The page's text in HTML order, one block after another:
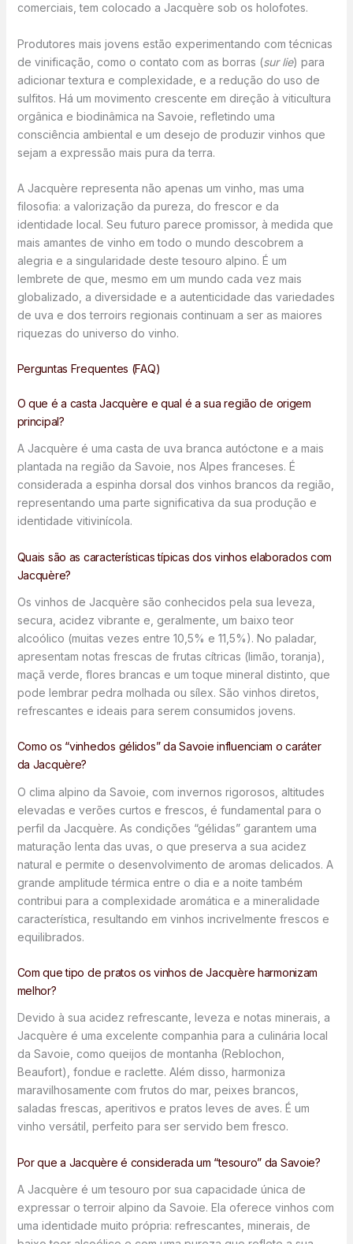
comerciais, tem colocado a Jacquère sob os holofotes.
Produtores mais jovens estão experimentando com técnicas
de vinificação, como o contato com as borras (sur lie) para
adicionar textura e complexidade, e a redução do uso de
sulfitos. Há um movimento crescente em direção à viticultura
orgânica e biodinâmica na Savoie, refletindo uma
consciência ambiental e um desejo de produzir vinhos que
sejam a expressão mais pura da terra.
A Jacquère representa não apenas um vinho, mas uma
filosofia: a valorização da pureza, do frescor e da
identidade local. Seu futuro parece promissor, à medida que
mais amantes de vinho em todo o mundo descobrem a
alegria e a singularidade deste tesouro alpino. É um
lembrete de que, mesmo em um mundo cada vez mais
globalizado, a diversidade e a autenticidade das variedades
de uva e dos terroirs regionais continuam a ser as maiores
riquezas do universo do vinho.
Perguntas Frequentes (FAQ)
O que é a casta Jacquère e qual é a sua região de origem
principal?
A Jacquère é uma casta de uva branca autóctone e a mais
plantada na região da Savoie, nos Alpes franceses. É
considerada a espinha dorsal dos vinhos brancos da região,
representando uma parte significativa da sua produção e
identidade vitivinícola.
Quais são as características típicas dos vinhos elaborados com
Jacquère?
Os vinhos de Jacquère são conhecidos pela sua leveza,
secura, acidez vibrante e, geralmente, um baixo teor
alcoólico (muitas vezes entre 10,5% e 11,5%). No paladar,
apresentam notas frescas de frutas cítricas (limão, toranja),
maçã verde, flores brancas e um toque mineral distinto, que
pode lembrar pedra molhada ou sílex. São vinhos diretos,
refrescantes e ideais para serem consumidos jovens.
Como os “vinhedos gélidos” da Savoie influenciam o caráter
da Jacquère?
O clima alpino da Savoie, com invernos rigorosos, altitudes
elevadas e verões curtos e frescos, é fundamental para o
perfil da Jacquère. As condições “gélidas” garantem uma
maturação lenta das uvas, o que preserva a sua acidez
natural e permite o desenvolvimento de aromas delicados. A
grande amplitude térmica entre o dia e a noite também
contribui para a complexidade aromática e a mineralidade
característica, resultando em vinhos incrivelmente frescos e
equilibrados.
Com que tipo de pratos os vinhos de Jacquère harmonizam
melhor?
Devido à sua acidez refrescante, leveza e notas minerais, a
Jacquère é uma excelente companhia para a culinária local
da Savoie, como queijos de montanha (Reblochon,
Beaufort), fondue e raclette. Além disso, harmoniza
maravilhosamente com frutos do mar, peixes brancos,
saladas frescas, aperitivos e pratos leves de aves. É um
vinho versátil, perfeito para ser servido bem fresco.
Por que a Jacquère é considerada um “tesouro” da Savoie?
A Jacquère é um tesouro por sua capacidade única de
expressar o terroir alpino da Savoie. Ela oferece vinhos com
uma identidade muito própria: refrescantes, minerais, de